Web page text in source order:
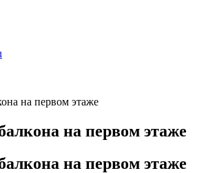
на первом этаже
на первом этаже
на первом этаже